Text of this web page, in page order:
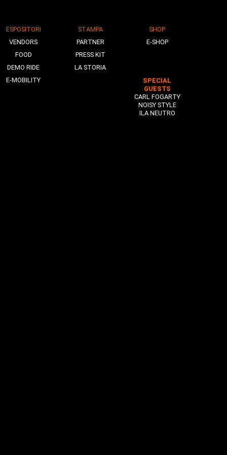
ESPOSITORI
VENDORS
FOOD
DEMO RIDE
E-MOBILITY
STAMPA
PARTNER
PRESS KIT
LA STORIA
SHOP
E-SHOP
SPECIAL
GUESTS
CARL FOGARTY
NOISY STYLE
ILA NEUTRO